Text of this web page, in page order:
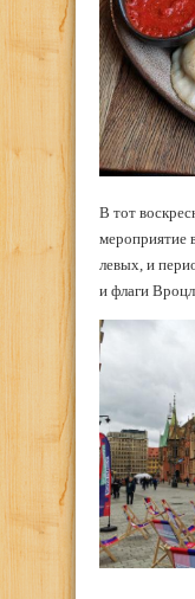
В тот
мероприятие
левых, и
и флаги